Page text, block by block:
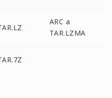
ARC a
TAR.LZMA